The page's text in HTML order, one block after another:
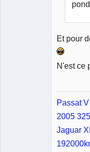
Et pour
N'est ce
Passat
2005
Jaguar